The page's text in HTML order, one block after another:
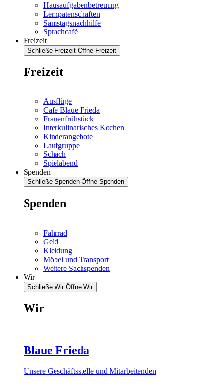
Hausaufgabenbetreuung
Lernpatenschaften
Samstagsnachhilfe
Sprachcafé
Freizeit
Schließe Freizeit Öffne Freizeit
Freizeit
Ausflüge
Cafe Blaue Frieda
Frauenfrühstück
Interkulinarisches Kochen
Kinderangebote
Laufgruppe
Schach
Spielabend
Spenden
Schließe Spenden Öffne Spenden
Spenden
Fahrrad
Geld
Kleidung
Möbel und Transport
Weitere Sachspenden
Wir
Schließe Wir Öffne Wir
Wir
Blaue Frieda
Unsere Geschäftsstelle und Mitarbeitenden